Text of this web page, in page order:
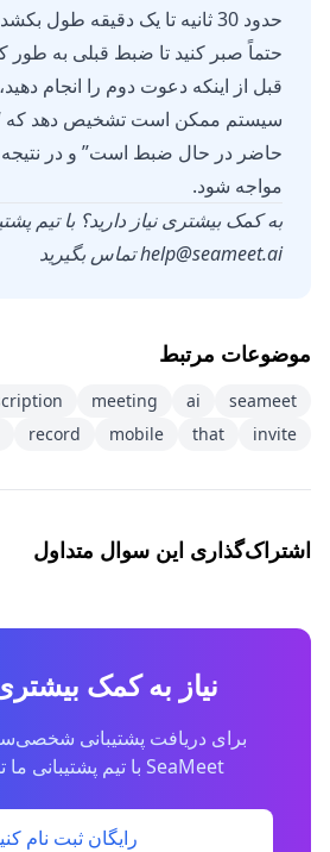
حدود 30 ثانیه تا یک دقیقه طول بکشد.
حتماً صبر کنید تا ضبط قبلی به طور
قبل از اینکه دعوت دوم را انجام
سیستم ممکن است تشخیص دهد که
حاضر در حال ضبط است” و در
مواجه شود.
به کمک بیشتری نیاز دارید؟ با تیم
help@seameet.aiتماس بگیرید
موضوعات مرتبط
seameet
ai
meeting
invite
that
mobile
record
اشتراک‌گذاری این سوال متداول
نیاز به کمک
برای دریافت پشتیبانی
SeaMeet با تیم پشتیبانی ما تماس بگیرید.
رایگان ثبت نام